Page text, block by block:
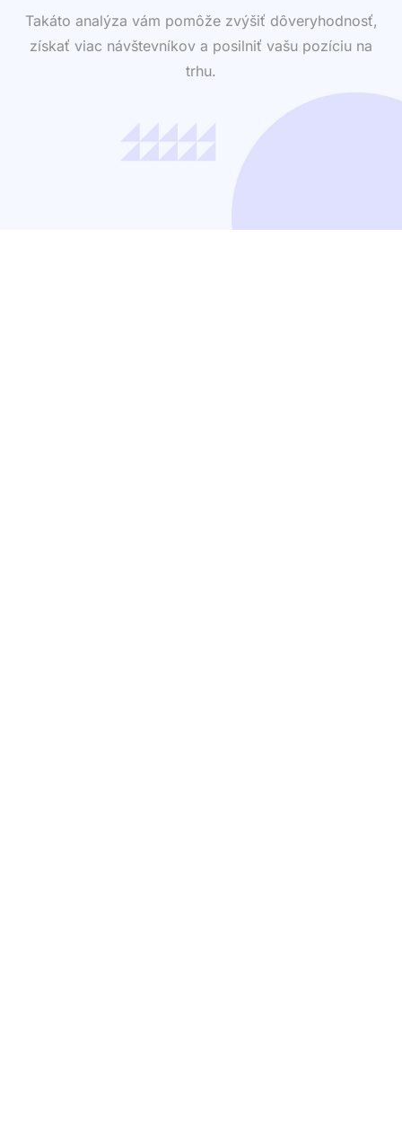
Takáto analýza vám pomôže zvýšiť dôveryhodnosť,
získať viac návštevníkov a posilniť vašu pozíciu na
trhu.